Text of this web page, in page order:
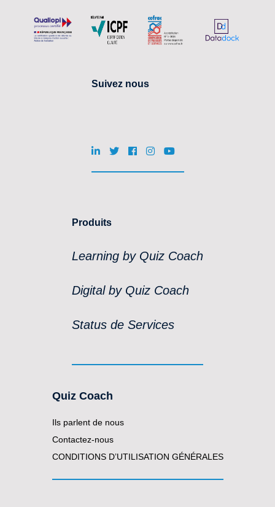
Suivez nous
Produits
Learning by Quiz Coach
Digital by Quiz Coach
Status de Services
Quiz Coach
Ils parlent de nous
Contactez-nous
CONDITIONS D’UTILISATION GÉNÉRALES